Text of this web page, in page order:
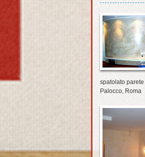
spatolato parete
Palocco, Roma